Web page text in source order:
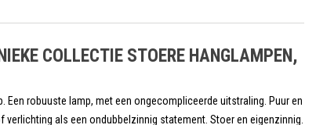
COLLECTIE STOERE HANGLAMPEN,
Een robuuste lamp, met een ongecompliceerde uitstraling. Puur en
als een ondubbelzinnig statement. Stoer en eigenzinnig.